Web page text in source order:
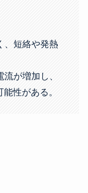
、短絡や発熱
が増加し、
性がある。